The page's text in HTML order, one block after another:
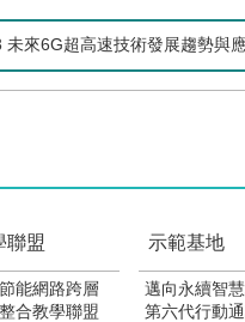
未來6G超高速技術發展趨勢與
聯盟
能網路跨層
合教學聯盟
示範基地
邁向永續智
第六代行動